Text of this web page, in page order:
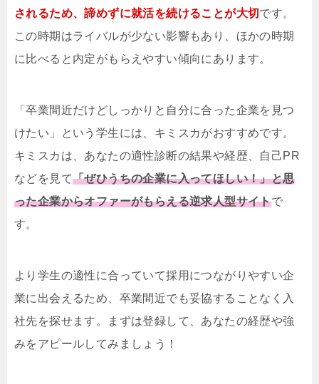
されるため、諦めずに就活を続けることが大切です。
この時期はライバルが少ない影響もあり、ほかの時期
に比べると内定がもらえやすい傾向にあります。
「卒業間近だけどしっかりと自分に合った企業を見つ
けたい」という学生には、キミスカがおすすめです。
キミスカは、あなたの適性診断の結果や経歴、自己PR
などを見て「ぜひうちの企業に入ってほしい！」と思
った企業からオファーがもらえる逆求人型サイトで
す。
より学生の適性に合っていて採用につながりやすい企
業に出会えるため、卒業間近でも妥協することなく入
社先を探せます。まずは登録して、あなたの経歴や強
みをアピールしてみましょう！